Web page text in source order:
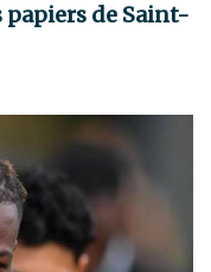
de Saint-